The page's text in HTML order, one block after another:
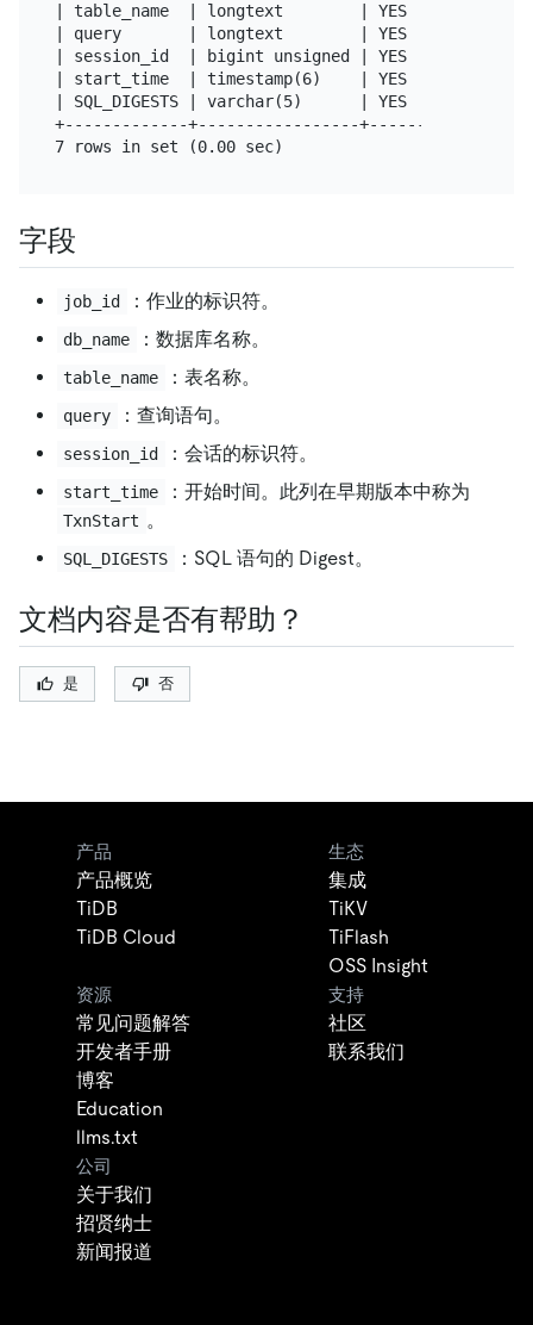
| table_name  | longtext        | YES  |      |
| query       | longtext        | YES  |      |
| session_id  | bigint unsigned | YES  |      |
| start_time  | timestamp(6)    | YES  |      |
| SQL_DIGESTS | varchar(5)      | YES  |      |
+-------------+-----------------+------+------
字段
job_id ：作业的标识符。
db_name ：数据库名称。
table_name ：表名称。
query ：查询语句。
session_id ：会话的标识符。
start_time ：开始时间。此列在早期版本中称为
TxnStart 。
SQL_DIGESTS ：SQL 语句的 Digest。
文档内容是否有帮助？
是 否
产品
产品概览
TiDB
TiDB Cloud
生态
集成
TiKV
TiFlash
OSS Insight
资源
常见问题解答
开发者手册
博客
Education
llms.txt
支持
社区
联系我们
公司
关于我们
招贤纳士
新闻报道